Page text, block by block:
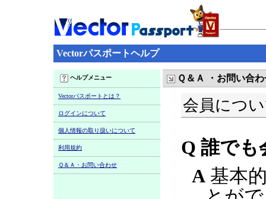
Vectorパスポートヘルプ
ヘルプメニュー
Vectorパスポートとは？
ログインについて
個人情報の取り扱いについて
利用規約
Ｑ＆Ａ・お問い合わせ
Ｑ＆Ａ ・お問い合
会員につ
Q 誰でも
A 基本